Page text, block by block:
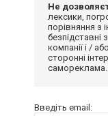
Не
лексики,
порівняння з
безпідставні
компанії і /
сторонні
самореклама.
Введіть email: